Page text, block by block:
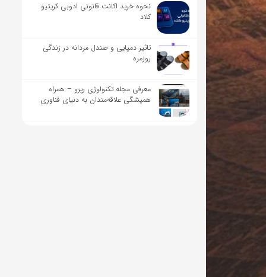
نحوه خرید اکانت قانونی ادوبی کریتیو
کلاد
تاثیر دمپایی و صندل مردانه در زندگی
روزمره
معرفی مجله تکنولوژی رپرو – همراه
همیشگی علاقه‌مندان به دنیای فناوری